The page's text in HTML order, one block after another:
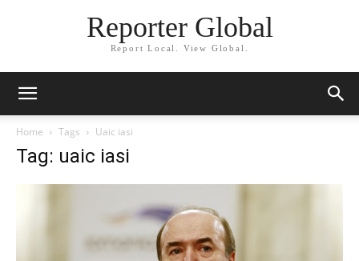
Reporter Global
Report Local. View Global.
Home Tags Uaic iasi
Tag: uaic iasi